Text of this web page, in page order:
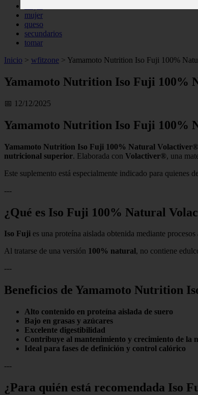
mujer
queso
secundarios
tomar
Inicio > wfitzone > Yamamoto Nutrition Iso Fuji 100%
Yamamoto Nutrition Iso Fuji 100%
📅 12/12/2025
Yamamoto Nutrition Iso Fuji 100%
Yamamoto Nutrition Iso Fuji 100% Natural Volactiver®
nutricional superior. Elaborada con Volactiver®, una
Este suplemento está especialmente indicado para quienes
---
¿Qué es Iso Fuji 100% Natural
Iso Fuji es una proteína aislada obtenida mediante
Al tratarse de una versión 100% natural, no contiene
---
Beneficios de Yamamoto Nutrition
Alto contenido en proteína aislada de suero
Bajo en grasas y azúcares
Excelente digestibilidad
Contribuye al mantenimiento y crecimiento de la
Ideal para fases de definición y control calórico
---
¿Para quién está recomendada Iso